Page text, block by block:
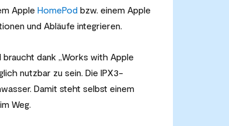
Apple HomePod bzw. einem Apple
und Abläufe integrieren.
dank „Works with Apple
nutzbar zu sein. Die IPX3-
Damit steht selbst einem
Weg.